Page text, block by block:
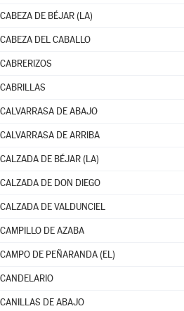
CABEZA DE BÉJAR (LA)
CABEZA DEL CABALLO
CABRERIZOS
CABRILLAS
CALVARRASA DE ABAJO
CALVARRASA DE ARRIBA
CALZADA DE BÉJAR (LA)
CALZADA DE DON DIEGO
CALZADA DE VALDUNCIEL
CAMPILLO DE AZABA
CAMPO DE PEÑARANDA (EL)
CANDELARIO
CANILLAS DE ABAJO